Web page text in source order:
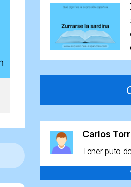
Carlos
Tener puto